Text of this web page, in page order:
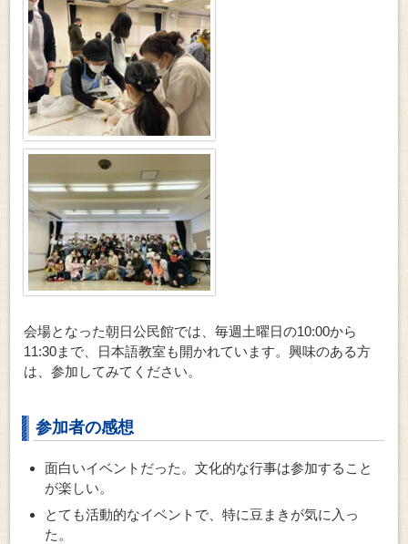
会場となった朝日公民館では、毎週土曜日の10:00から
11:30まで、日本語教室も開かれています。興味のある方
は、参加してみてください。
参加者の感想
面白いイベントだった。文化的な行事は参加すること
が楽しい。
とても活動的なイベントで、特に豆まきが気に入っ
た。